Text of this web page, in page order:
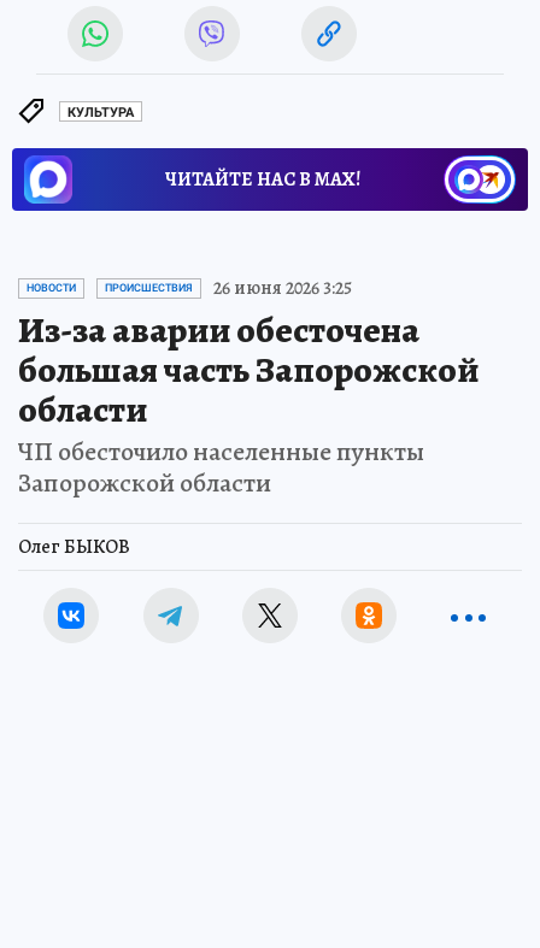
КУЛЬТУРА
ЧИТАЙТЕ НАС В МАХ!
НОВОСТИ ПРОИСШЕСТВИЯ 26 июня 2026 3:25
Из-за аварии обесточена
большая часть Запорожской
области
ЧП обесточило населенные пункты
Запорожской области
Олег БЫКОВ